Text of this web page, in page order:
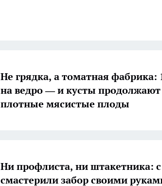
Не грядка, а томатная фабрика:
на ведро — и кусты продолжают
плотные мясистые плоды
Ни профлиста, ни штакетника:
смастерили забор своими